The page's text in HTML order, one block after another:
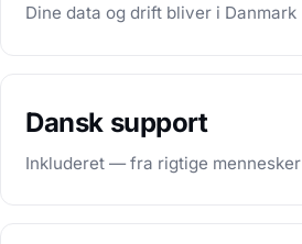
Dine data og drift bliver i Danmark
Dansk support
Inkluderet — fra rigtige mennesker